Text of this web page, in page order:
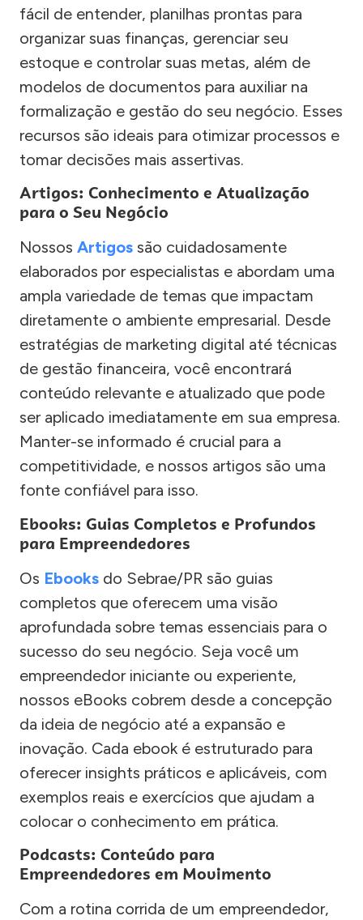
fácil de entender, planilhas prontas para
organizar suas finanças, gerenciar seu
estoque e controlar suas metas, além de
modelos de documentos para auxiliar na
formalização e gestão do seu negócio. Esses
recursos são ideais para otimizar processos e
tomar decisões mais assertivas.
Artigos: Conhecimento e Atualização
para o Seu Negócio
Nossos Artigos são cuidadosamente
elaborados por especialistas e abordam uma
ampla variedade de temas que impactam
diretamente o ambiente empresarial. Desde
estratégias de marketing digital até técnicas
de gestão financeira, você encontrará
conteúdo relevante e atualizado que pode
ser aplicado imediatamente em sua empresa.
Manter-se informado é crucial para a
competitividade, e nossos artigos são uma
fonte confiável para isso.
Ebooks: Guias Completos e Profundos
para Empreendedores
Os Ebooks do Sebrae/PR são guias
completos que oferecem uma visão
aprofundada sobre temas essenciais para o
sucesso do seu negócio. Seja você um
empreendedor iniciante ou experiente,
nossos eBooks cobrem desde a concepção
da ideia de negócio até a expansão e
inovação. Cada ebook é estruturado para
oferecer insights práticos e aplicáveis, com
exemplos reais e exercícios que ajudam a
colocar o conhecimento em prática.
Podcasts: Conteúdo para
Empreendedores em Movimento
Com a rotina corrida de um empreendedor,